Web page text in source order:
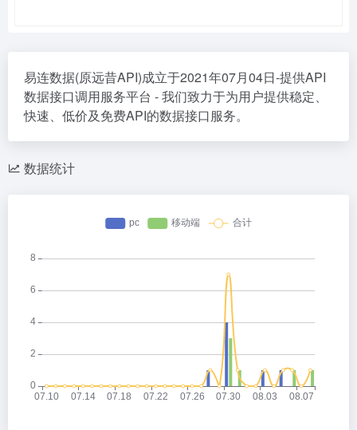
易连数据(原远昔API)成立于2021年07月04日-提供API
数据接口调用服务平台 - 我们致力于为用户提供稳定、
快速、低价及免费API的数据接口服务。
数据统计